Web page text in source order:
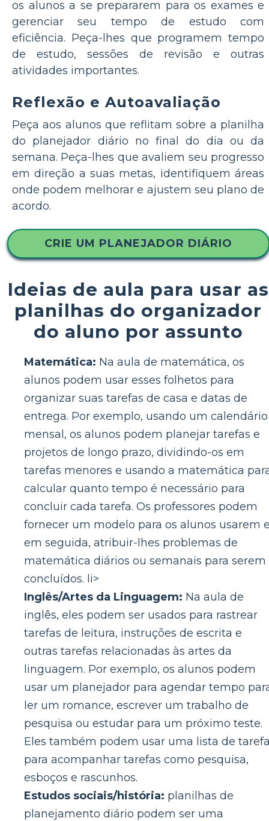
os alunos a se prepararem para os exames e
gerenciar seu tempo de estudo com
eficiência. Peça-lhes que programem tempo
de estudo, sessões de revisão e outras
atividades importantes.
Reflexão e Autoavaliação
Peça aos alunos que reflitam sobre a planilha
do planejador diário no final do dia ou da
semana. Peça-lhes que avaliem seu progresso
em direção a suas metas, identifiquem áreas
onde podem melhorar e ajustem seu plano de
acordo.
CRIE UM PLANEJADOR DIÁRIO
Ideias de aula para usar as
planilhas do organizador
do aluno por assunto
Matemática: Na aula de matemática, os
alunos podem usar esses folhetos para
organizar suas tarefas de casa e datas de
entrega. Por exemplo, usando um calendário
mensal, os alunos podem planejar tarefas e
projetos de longo prazo, dividindo-os em
tarefas menores e usando a matemática
calcular quanto tempo é necessário para
concluir cada tarefa. Os professores podem
fornecer um modelo para os alunos usarem
em seguida, atribuir-lhes problemas de
matemática diários ou semanais para serem
concluídos. li>
Inglês/Artes da Linguagem: Na aula de
inglês, eles podem ser usados ​​para rastrear
tarefas de leitura, instruções de escrita e
outras tarefas relacionadas às artes da
linguagem. Por exemplo, os alunos podem
usar um planejador para agendar tempo
ler um romance, escrever um trabalho de
pesquisa ou estudar para um próximo teste.
Eles também podem usar uma lista de
para acompanhar tarefas como pesquisa,
esboços e rascunhos.
Estudos sociais/história: planilhas de
planejamento diário podem ser uma